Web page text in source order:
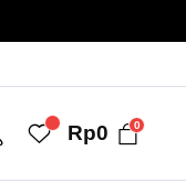
Rp0 0